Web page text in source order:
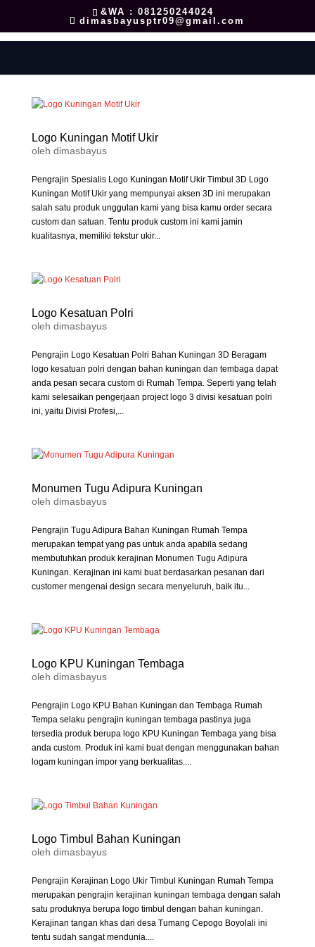
&WA : 081250244024
dimasbayusptr09@gmail.com
Logo Kuningan Motif Ukir
oleh dimasbayus
Pengrajin Spesialis Logo Kuningan Motif Ukir Timbul 3D Logo
Kuningan Motif Ukir yang mempunyai aksen 3D ini merupakan
salah satu produk unggulan kami yang bisa kamu order secara
custom dan satuan. Tentu produk custom ini kami jamin
kualitasnya, memiliki tekstur ukir...
Logo Kesatuan Polri
oleh dimasbayus
Pengrajin Logo Kesatuan Polri Bahan Kuningan 3D Beragam
logo kesatuan polri dengan bahan kuningan dan tembaga dapat
anda pesan secara custom di Rumah Tempa. Seperti yang telah
kami selesaikan pengerjaan project logo 3 divisi kesatuan polri
ini, yaitu Divisi Profesi,...
Monumen Tugu Adipura Kuningan
oleh dimasbayus
Pengrajin Tugu Adipura Bahan Kuningan Rumah Tempa
merupakan tempat yang pas untuk anda apabila sedang
membutuhkan produk kerajinan Monumen Tugu Adipura
Kuningan. Kerajinan ini kami buat berdasarkan pesanan dari
customer mengenai design secara menyeluruh, baik itu...
Logo KPU Kuningan Tembaga
oleh dimasbayus
Pengrajin Logo KPU Bahan Kuningan dan Tembaga Rumah
Tempa selaku pengrajin kuningan tembaga pastinya juga
tersedia produk berupa logo KPU Kuningan Tembaga yang bisa
anda custom. Produk ini kami buat dengan menggunakan bahan
logam kuningan impor yang berkualitas....
Logo Timbul Bahan Kuningan
oleh dimasbayus
Pengrajin Kerajinan Logo Ukir Timbul Kuningan Rumah Tempa
merupakan pengrajin kerajinan kuningan tembaga dengan salah
satu produknya berupa logo timbul dengan bahan kuningan.
Kerajinan tangan khas dari desa Tumang Cepogo Boyolali ini
tentu sudah sangat mendunia....